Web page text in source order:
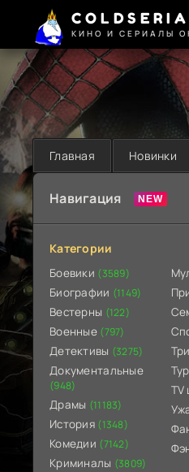
КИНО И СЕРИАЛЫ
Главная Новинки
Навигация
Категории
Боевики (3589)
Биографии (1149)
Вестерны (122)
Военные (797)
Детективы (3275)
Документальные
(948)
Драмы (11183)
История (1348)
Комедии (7142)
Криминалы (3809)
TV